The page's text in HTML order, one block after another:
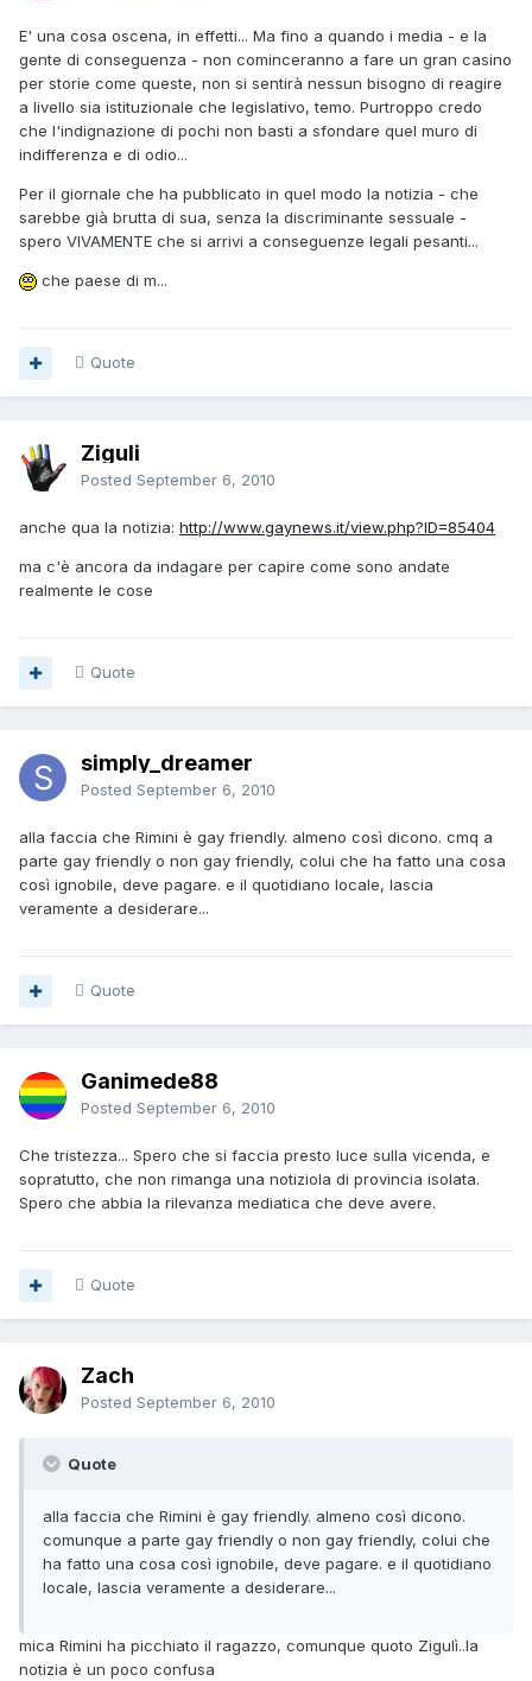
E' una cosa oscena, in effetti... Ma fino a quando i media - e la
gente di conseguenza - non cominceranno a fare un gran casino
per storie come queste, non si sentirà nessun bisogno di reagire
a livello sia istituzionale che legislativo, temo. Purtroppo credo
che l'indignazione di pochi non basti a sfondare quel muro di
indifferenza e di odio...
Per il giornale che ha pubblicato in quel modo la notizia - che
sarebbe già brutta di sua, senza la discriminante sessuale -
spero VIVAMENTE che si arrivi a conseguenze legali pesanti...
che paese di m...
Quote
Ziguli
Posted September 6, 2010
anche qua la notizia: http://www.gaynews.it/view.php?ID=85404
ma c'è ancora da indagare per capire come sono andate
realmente le cose
Quote
simply_dreamer
Posted September 6, 2010
alla faccia che Rimini è gay friendly. almeno così dicono. cmq a
parte gay friendly o non gay friendly, colui che ha fatto una cosa
così ignobile, deve pagare. e il quotidiano locale, lascia
veramente a desiderare...
Quote
Ganimede88
Posted September 6, 2010
Che tristezza... Spero che si faccia presto luce sulla vicenda, e
sopratutto, che non rimanga una notiziola di provincia isolata.
Spero che abbia la rilevanza mediatica che deve avere.
Quote
Zach
Posted September 6, 2010
Quote
alla faccia che Rimini è gay friendly. almeno così dicono.
comunque a parte gay friendly o non gay friendly, colui che
ha fatto una cosa così ignobile, deve pagare. e il quotidiano
locale, lascia veramente a desiderare...
mica Rimini ha picchiato il ragazzo, comunque quoto Zigulì..la
notizia è un poco confusa